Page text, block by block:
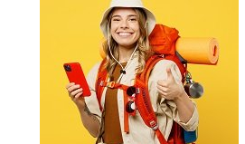
изменения в законодательстве
трудовые отношения проф.